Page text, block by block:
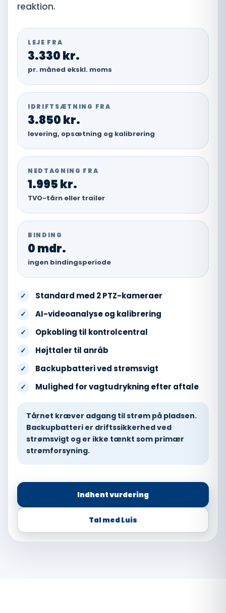
reaktion.
LEJE FRA
3.330 kr.
pr. måned ekskl. moms
IDRIFTSÆTNING FRA
3.850 kr.
levering, opsætning og kalibrering
NEDTAGNING FRA
1.995 kr.
TVO-tårn eller trailer
BINDING
0 mdr.
ingen bindingsperiode
✓ Standard med 2 PTZ-kameraer
✓ AI-videoanalyse og kalibrering
✓ Opkobling til kontrolcentral
✓ Højttaler til anråb
✓ Backupbatteri ved strømsvigt
✓ Mulighed for vagtudrykning efter aftale
Tårnet kræver adgang til strøm på pladsen.
Backupbatteri er driftssikkerhed ved
strømsvigt og er ikke tænkt som primær
strømforsyning.
Indhent vurdering
Tal med Luis